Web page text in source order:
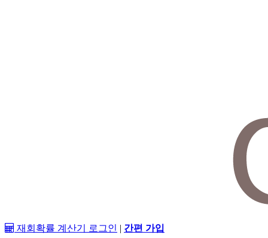
재회확률 계산기 로그인 | 간편 가입